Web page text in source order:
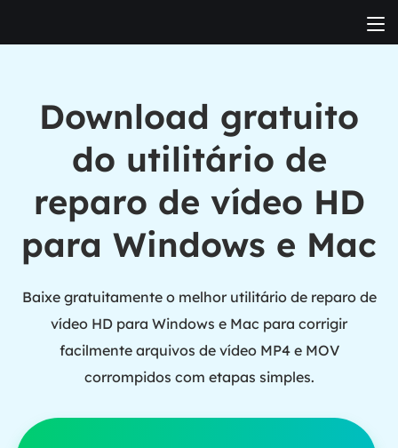
Download gratuito
do utilitário de
reparo de vídeo HD
para Windows e Mac
Baixe gratuitamente o melhor utilitário de reparo de
vídeo HD para Windows e Mac para corrigir
facilmente arquivos de vídeo MP4 e MOV
corrompidos com etapas simples.